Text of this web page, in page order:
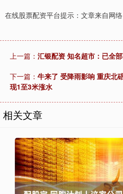
在线股票配资平台提示：文章来自网络
上一篇： 汇银配资 知名超市：已全
下一篇： 牛来了 受降雨影响 重庆北
现1至3米涨水
相关文章